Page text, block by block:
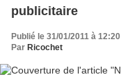
publicitaire
Publié le 31/01/2011 à 12:20
Par Ricochet